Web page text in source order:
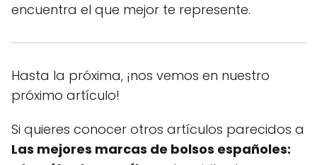
encuentra el que mejor te represente.
Hasta la próxima, ¡nos vemos en nuestro
próximo artículo!
Si quieres conocer otros artículos parecidos a
Las mejores marcas de bolsos españoles: